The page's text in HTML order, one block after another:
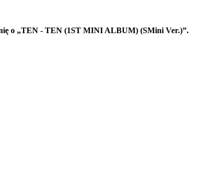
o „TEN - TEN (1ST MINI ALBUM) (SMini Ver.)”.